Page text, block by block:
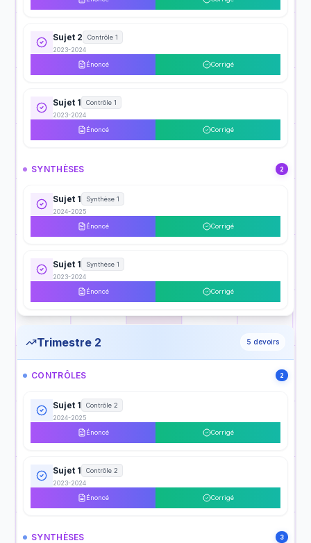
Sujet 2
Contrôle 1
2023-2024
Énoncé
Corrigé
Sujet 1
Contrôle 1
2023-2024
Énoncé
Corrigé
SYNTHÈSES 2
Sujet 1
Synthèse 1
2024-2025
Énoncé
Corrigé
Sujet 1
Synthèse 1
2023-2024
Énoncé
Corrigé
Trimestre 2 5 devoirs
CONTRÔLES 2
Sujet 1
Contrôle 2
2024-2025
Énoncé
Corrigé
Sujet 1
Contrôle 2
2023-2024
Énoncé
Corrigé
SYNTHÈSES 3